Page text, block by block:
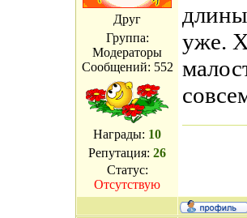
Друг
Группа:
Модераторы
Сообщений: 552
Награды: 10
Репутация: 26
Статус:
Отсутствую
уже.